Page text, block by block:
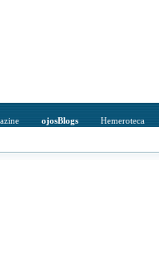
ojosBlogs Hemeroteca